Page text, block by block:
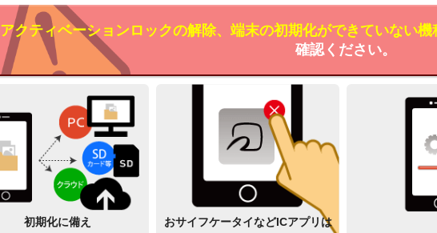
アクティベーションロックの解除、端末の初期化ができていない機
確認ください。
初期化に備え おサイフケータイなどICアプリは